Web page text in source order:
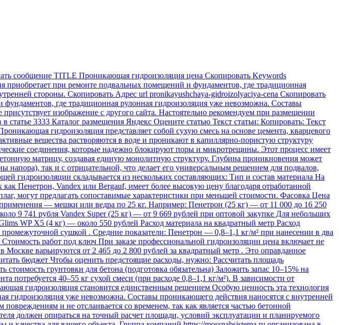
сообщение TITLE Проникающая гидроизоляция цена Скопировать Keywords
при ремонте подвальных помещений и фундаментов, где традиционная
стороны. Скопировать Адрес url pronikayushchaya-gidroizolyaciya-cena Скопировать
где традиционная рулонная гидроизоляция уже невозможна. Составы
изображение с другого сайта. Настоятельно рекомендуем при размещении
статье 3333 Каталог размещения Яндекс Оцените статью Текст статьи: Копировать: Текст
гидроизоляция представляет собой сухую смесь на основе цемента, кварцевого
вещества растворяются в воде и проникают в капиллярно-пористую структуру
соединения, которые надежно блокируют поры и микротрещины. Этот процесс имеет
матрицу, создавая единую монолитную структуру. Глубина проникновения может
напора), так и с отрицательной, что делает его универсальным решением для подвалов,
гидроизоляции складывается из нескольких составляющих: Тип и состав материала На
Пенетрон, Vandex или Bergauf, имеет более высокую цену благодаря отработанной
могут предлагать сопоставимые характеристики при меньшей стоимости. Фасовка Цена
применения — мешки или ведра по 25 кг. Например: Пенетрон (25 кг) — от 11 000 до 16 250
9 741 рубля Vandex Super (25 кг) — от 9 669 рублей при оптовой закупке Для небольших
WP X5 (4 кг) — около 550 рублей Расход материала на квадратный метр Расход
сушкой . Средние показатели: Пенетрон — 0,8–1,1 кг/м² при нанесении в два
работ под ключ При заказе профессиональной гидроизоляции цена включает не
Москве варьируются от 2 465 до 2 800 рублей за квадратный метр . Это оправданное
бюджет Чтобы оценить предстоящие расходы, нужно: Рассчитать площадь
грунтовки для бетона (подготовка обязательна) Заложить запас 10–15% на
40–55 кг сухой смеси (при расходе 0,8–1,1 кг/м²). В зависимости от
гидроизоляция становится единственным решением Особую ценность эта технология
гидроизоляция уже невозможна. Составы проникающего действия наносятся с внутренней
и не отслаивается со временем, так как является частью бетонной
должен опираться на точный расчет площади, условий эксплуатации и планируемого